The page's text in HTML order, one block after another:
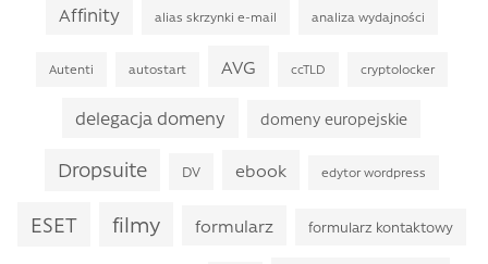
Affinity alias skrzynki e-mail analiza wydajności
Autenti autostart AVG ccTLD cryptolocker
delegacja domeny domeny europejskie
Dropsuite DV ebook edytor wordpress
ESET filmy formularz formularz kontaktowy